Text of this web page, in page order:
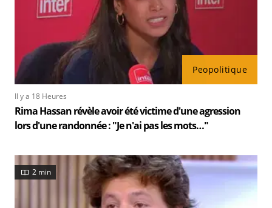
Peopolitique
Il y a 18 Heures
Rima Hassan révèle avoir été victime d'une agression
lors d'une randonnée : "Je n'ai pas les mots…"
2 min